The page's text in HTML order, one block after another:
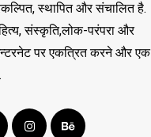
स्थापित और संचालित है.
संस्कृति,लोक-परंपरा और
पर एकत्रित करने और एक